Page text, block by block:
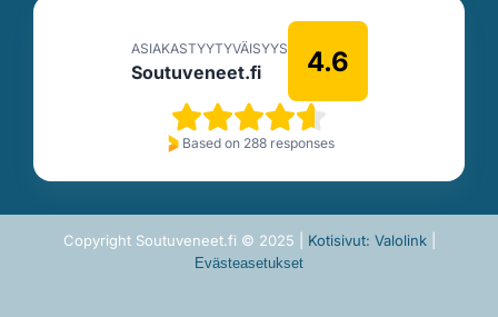
ASIAKASTYYTYVÄISYYS
Soutuveneet.fi 4.6
Based on 288 responses
Copyright Soutuveneet.fi © 2025 | Kotisivut: Valolink|
Evästeasetukset